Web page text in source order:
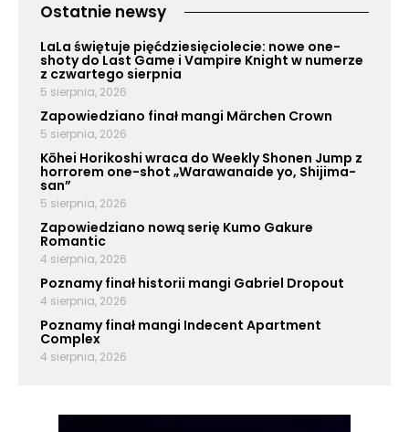
Ostatnie newsy
LaLa świętuje pięćdziesięciolecie: nowe one-
shoty do Last Game i Vampire Knight w numerze
z czwartego sierpnia
5 sierpnia, 2026
Zapowiedziano finał mangi Märchen Crown
5 sierpnia, 2026
Kōhei Horikoshi wraca do Weekly Shonen Jump z
horrorem one-shot „Warawanaide yo, Shijima-
san”
5 sierpnia, 2026
Zapowiedziano nową serię Kumo Gakure
Romantic
4 sierpnia, 2026
Poznamy finał historii mangi Gabriel Dropout
4 sierpnia, 2026
Poznamy finał mangi Indecent Apartment
Complex
4 sierpnia, 2026